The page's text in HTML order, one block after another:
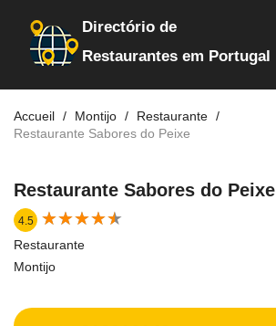
Directório de
Restaurantes em Portugal
Accueil Montijo
Restaurante
Restaurante Sabores do Peixe
Restaurante Sabores do Peixe
4.5 ★★★★★
★★★★★
Restaurante
Montijo